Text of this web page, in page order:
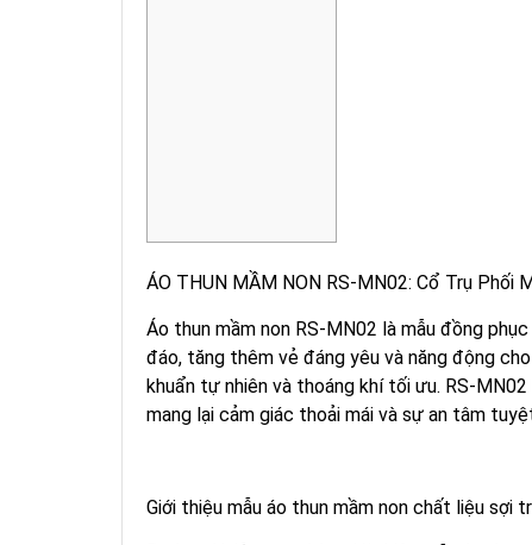
ÁO THUN MẦM NON RS-MN02: Cổ Trụ Phối
Áo thun mầm non RS-MN02 là mẫu đồng
đáo, tăng thêm vẻ đáng yêu và năng động
khuẩn tự nhiên và thoáng khí tối ưu. RS-
mang lại cảm giác thoải mái và sự an tâm
Giới thiệu mẫu áo thun mầm non chất liệu sợi